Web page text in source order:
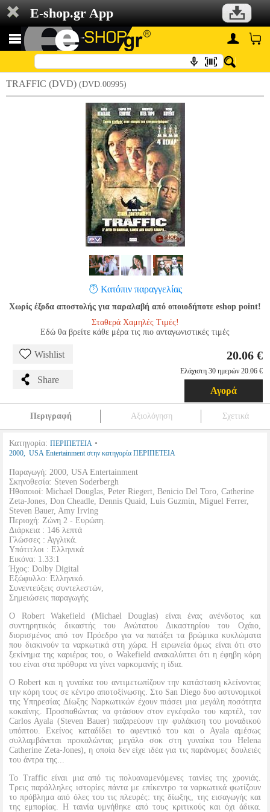
E-shop.gr App
TRAFFIC (DVD) (DVD.00995)
Κατόπιν παραγγελίας
Χωρίς έξοδα αποστολής για παραλαβή από οποιοδήποτε eshop point!
Σταθερά Χαμηλές Τιμές!
Εδώ θα βρείτε κάθε μέρα τις πιο ανταγωνιστικές τιμές
Wishlist
Share
20.06 €
Ελάχιστη 30 ημερών 20.06 €
Αγορά
Περιγραφή Αξιολόγηση Σχετικά
Κατηγορία: ΠΕΡΙΠΕΤΕΙΑ •
2000, USA Entertainment στην κατηγορία ΠΕΡΙΠΕΤΕΙΑ
Παραγωγή: 2000, USA Entertainment
Σκηνοθεσία: Steven Soderbergh
Ηθοποιοί: Michael Douglas, Peter Riegert, Benicio Del Toro, Catherine
Zeta-Jones, Don Cheadle, Dennis Quaid, Luis Guzmίn, Miguel Ferrer,
Steven Bauer, Amy Irving
Περιοχή: Ζώνη 2 - Ευρώπη.
Διάρκεια : 146 λεπτά
Γλώσσες : Αγγλικά.
Υπότιτλοι : Ελληνικά
Εικόνα: 1.33:1
Ήχος: Dolby Digital
Εξώφυλλο: Ελληνικό.
Συνεντεύξεις συντελεστών,
Σημειώσεις παραγωγής
Ο Robert Wakefield (Michael Douglas) είναι ένας ανένδοτος και
συντηρητικός δικαστής του Ανώτατου Δικαστηρίου του Οχάιο,
διορισμένος από τον Πρόεδρο για να πατάξει τα βρώμικα κυκλώματα
που διακινούν τα ναρκωτικά στη χώρα. Η ειρωνεία όμως είναι ότι στο
ξεκίνημα της καριέρας του, ο Wakefield ανακαλύπτει ότι η έφηβη κόρη
του είναι στα πρόθυρα να γίνει ναρκομανής η ίδια.
Ο Robert και η γυναίκα του αντιμετωπίζουν την κατάσταση κλείνοντας
την κόρη τους σε κέντρο αποτοξίνωσης. Στο San Diego δυο αστυνομικοί
της Υπηρεσίας Δίωξης Ναρκωτικών έχουν πιάσει μια μεγάλη ποσότητα
κοκαίνης. Προσπαθώντας να φτάσουν στον εγκέφαλο του καρτέλ, τον
Carlos Ayala (Steven Bauer) παζαρεύουν την φυλάκιση του μοναδικού
υπόπτου. Εκείνος καταδίδει το αφεντικό του και ο Ayala αμέσως
συλλαμβάνεται προκαλώντας μεγάλο σοκ στη γυναίκα του Helena
Catherine Zeta-Jones), η οποία δεν είχε ιδέα για τις παράνομες δουλειές
του άντρα της...
Το Traffic είναι μια από τις πολυαναμενόμενες ταινίες της χρονιάς.
Τρεις παράλληλες ιστορίες πάντα με επίκεντρο τα ναρκωτικά φωτίζουν
το πρόβλημα από όλες του τις πλευρές: της δίωξης, της εισαγωγής και
της εμπορίας. Η ταινία υμνήθηκε από τους κριτικούς και όχι άδικα.